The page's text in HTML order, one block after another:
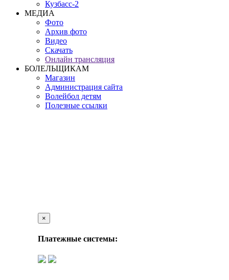
Кузбасс-2
МЕДИА
Фото
Архив фото
Видео
Скачать
Онлайн трансляция
БОЛЕЛЬЩИКАМ
Магазин
Администрация сайта
Волейбол детям
Полезные ссылки
×
Платежные системы: